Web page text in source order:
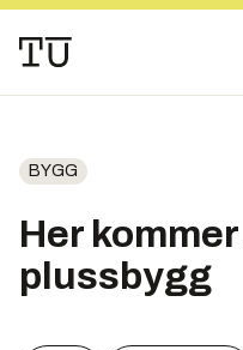
BYGG
Her
plussbygg